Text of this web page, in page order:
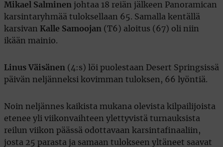
Mikael Salminen johtaa 18 reiän jälkeen Panoramican
karsintaryhmää tuloksellaan 65. Samalla kentällä
karsivan
Kalle Samoojan (T6) aloitus (67) oli niin
ikään mainio.
Linus Väisänen (4:s) löi puolestaan Desert Springsissä
päivän neljänneksi kovimman tuloksen, 66 lyöntiä.
Noin neljännes kaikista mukana olevista kilpailijoista
etenee yli viikonvaihteen ylettyvistä turnauksista
reilun viikon päässä odottavaan karsintafinaaliin,
josta 25 parasta ja samaan tulokseen yltäneet saavat